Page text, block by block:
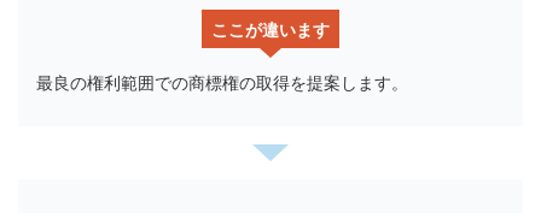
ここが違います
最良の権利範囲での商標権の取得を提案します。